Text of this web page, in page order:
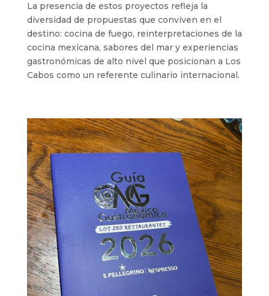
La presencia de estos proyectos refleja la
diversidad de propuestas que conviven en el
destino: cocina de fuego, reinterpretaciones de la
cocina mexicana, sabores del mar y experiencias
gastronómicas de alto nivel que posicionan a Los
Cabos como un referente culinario internacional.